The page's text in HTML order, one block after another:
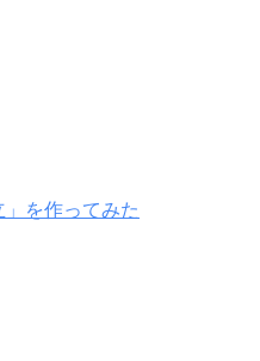
を作ってみた